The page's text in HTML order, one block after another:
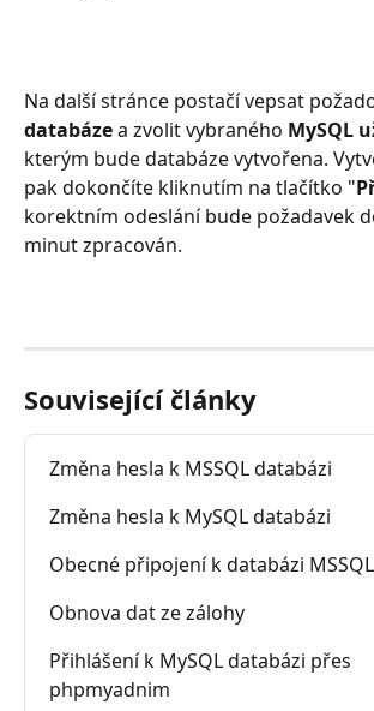
Na další stránce postačí vepsat
databáze a zvolit vybraného MySQL
kterým bude databáze vytvořena.
pak dokončíte kliknutím na tlačítko "
korektním odeslání bude požadavek
minut zpracován.
Související články
Změna hesla k MSSQL databázi
Změna hesla k MySQL databázi
Obecné připojení k databázi MSSQL
Obnova dat ze zálohy
Přihlášení k MySQL databázi přes
phpmyadnim